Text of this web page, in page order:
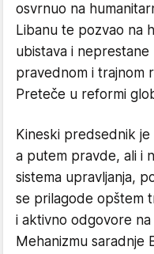
osvrnuo na
Libanu te pozvao na
ubistava i
pravednom i trajnom
Preteče u reformi
Kineski predsednik
a putem pravde, ali i
sistema upravljanja,
se prilagode opštem
i aktivno odgovore
Mehanizmu saradnje